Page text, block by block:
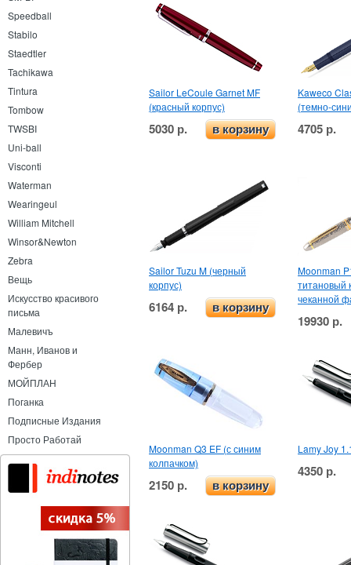
Speedball
Stabilo
Staedtler
Tachikawa
Tintura
Tombow
TWSBI
Uni-ball
Visconti
Waterman
Wearingeul
William Mitchell
Winsor&Newton
Zebra
Вещь
Искусство красивого
письма
Малевичъ
Манн, Иванов и
Фербер
МОЙПЛАН
Поганка
Подписные Издания
Просто Работай
Sailor LeCoule Garnet MF
(красный корпус)
5030 р. в корзину
Kaweco
(темно-
4705 р.
Sailor Tuzu M (черный
корпус)
6164 р. в корзину
Moonman
титановый
чеканной
19930 р.
Moonman Q3 EF (с синим
колпачком)
2150 р. в корзину
Lamy Joy
4350 р.